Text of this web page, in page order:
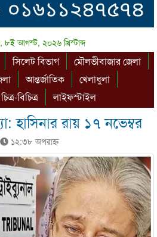
আগস্ট, ২০২৬ খ্রিস্টাব্দ
সিলেট বিভাগ
মৌলভীবাজার জেলা
আন্তর্জাতিক
খেলাধুলা
চিত্র-বিচিত্র লাইফস্টাইল
রায় ১৭ নভেম্বর
১২:৩৮ অপরাহ্ণ